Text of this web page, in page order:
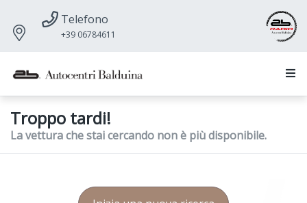
Telefono
+39 06784611
Troppo tardi!
La vettura che stai cercando non è più disponibile.